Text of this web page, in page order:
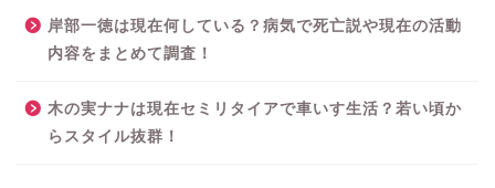
岸部一徳は現在何している？病気で死亡説や現在の活動
内容をまとめて調査！
木の実ナナは現在セミリタイアで車いす生活？若い頃か
らスタイル抜群！